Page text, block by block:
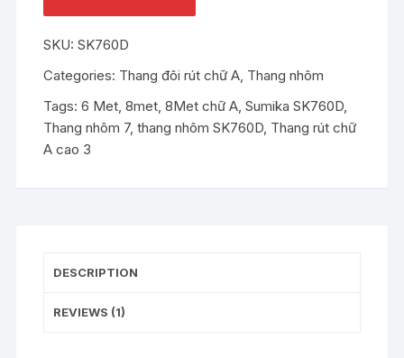
SKU:SK760D
Categories: Thang đôi rút chữ A Thang nhôm
Tags:6 Met ,8met ,8Met chữ A ,Sumika SK760D
Thang nhôm 7,thang nhôm SK760D Thang rút chữ
A cao 3
DESCRIPTION
REVIEWS (1)